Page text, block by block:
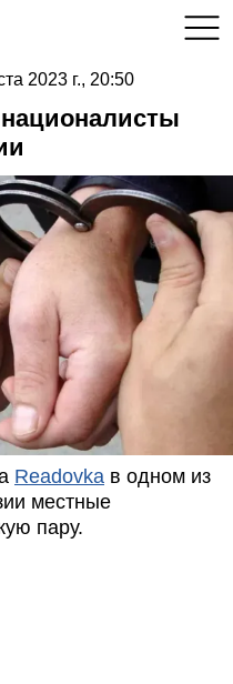
2023 г., 20:50
Readovka в одном из
местные
пару.